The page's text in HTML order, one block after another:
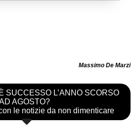
Massimo De Marzi
SUCCESSO L’ANNO SCORSO
AGOSTO?
le notizie da non dimenticare